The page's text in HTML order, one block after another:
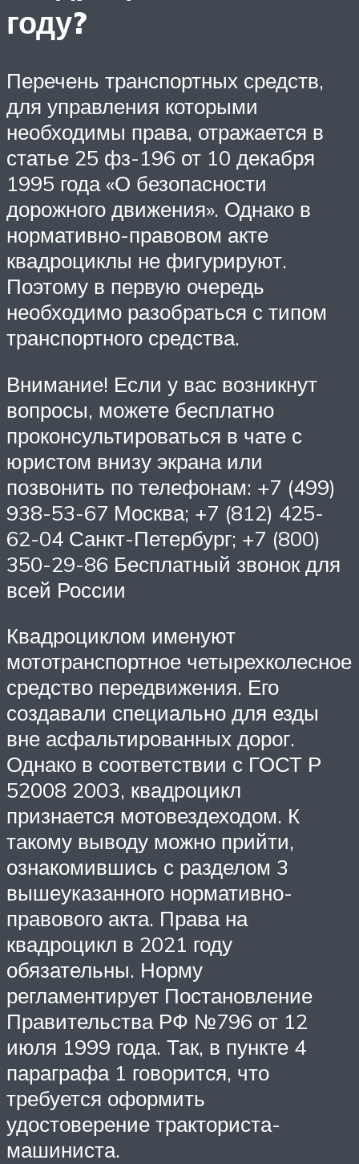
году?
Перечень транспортных средств,
для управления которыми
необходимы права, отражается в
статье 25 фз-196 от 10 декабря
1995 года «О безопасности
дорожного движения». Однако в
нормативно-правовом акте
квадроциклы не фигурируют.
Поэтому в первую очередь
необходимо разобраться с типом
транспортного средства.
Внимание! Если у вас возникнут
вопросы, можете бесплатно
проконсультироваться в чате с
юристом внизу экрана или
позвонить по телефонам: +7 (499)
938-53-67 Москва; +7 (812) 425-
62-04 Санкт-Петербург; +7 (800)
350-29-86 Бесплатный звонок для
всей России
Квадроциклом именуют
мототранспортное четырехколесное
средство передвижения. Его
создавали специально для езды
вне асфальтированных дорог.
Однако в соответствии с ГОСТ Р
52008 2003, квадроцикл
признается мотовездеходом. К
такому выводу можно прийти,
ознакомившись с разделом 3
вышеуказанного нормативно-
правового акта. Права на
квадроцикл в 2021 году
обязательны. Норму
регламентирует Постановление
Правительства РФ №796 от 12
июля 1999 года. Так, в пункте 4
параграфа 1 говорится, что
требуется оформить
удостоверение тракториста-
машиниста.